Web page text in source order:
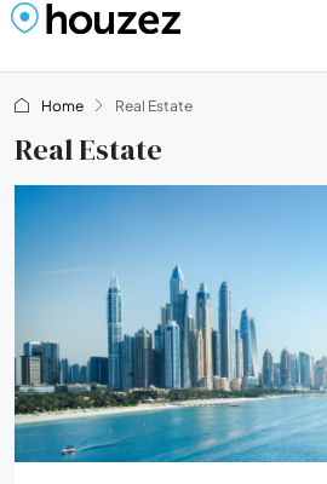
Home Real Estate
Real Estate